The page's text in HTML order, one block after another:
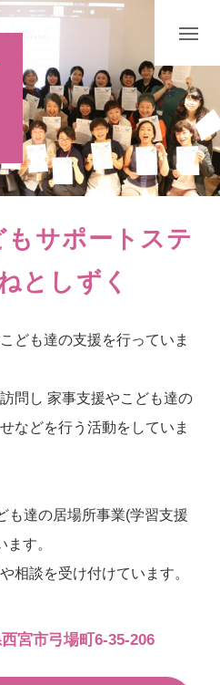
サポートステ
としずく
ども達の支援を行っていま
問し 家事支援やこども達の
などを行う活動をしていま
も達の居場所事業(学習支援
す。
相談を受け付けています。
宮市弓場町6-35-206